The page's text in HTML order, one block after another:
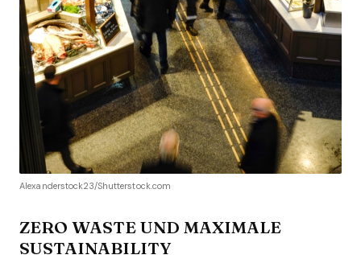
Alexanderstock23/Shutterstock.com
ZERO WASTE UND MAXIMALE
SUSTAINABILITY